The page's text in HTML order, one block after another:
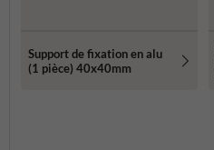
Support de fixation en alu
(1 pièce) 40x40mm